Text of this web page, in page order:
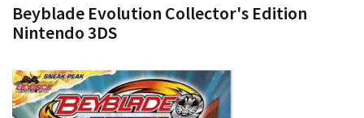
Beyblade Evolution Collector's Edition
Nintendo 3DS